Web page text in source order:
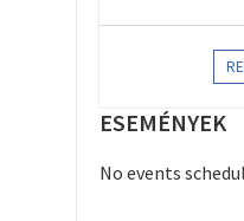
ESEMÉNYEK
No events